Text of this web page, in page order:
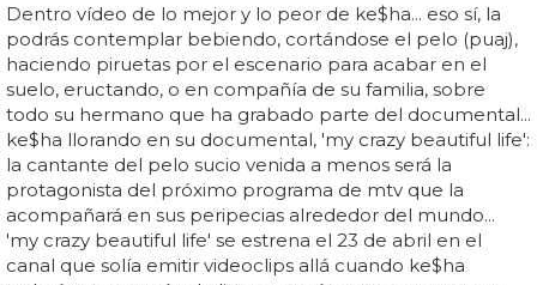
Dentro vídeo de lo mejor y lo peor de ke$ha... eso sí, la
podrás contemplar bebiendo, cortándose el pelo (puaj),
haciendo piruetas por el escenario para acabar en el
suelo, eructando, o en compañía de su familia, sobre
todo su hermano que ha grabado parte del documental...
ke$ha llorando en su documental, 'my crazy beautiful life':
la cantante del pelo sucio venida a menos será la
protagonista del próximo programa de mtv que la
acompañará en sus peripecias alrededor del mundo...
'my crazy beautiful life' se estrena el 23 de abril en el
canal que solía emitir videoclips allá cuando ke$ha